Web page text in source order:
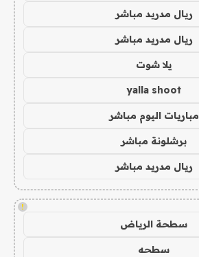
ريال مدريد مباشر
ريال مدريد مباشر
يلا شوت
yalla shoot
مباريات اليوم مباشر
برشلونة مباشر
ريال مدريد مباشر
!
سطحة الرياض
سطحه